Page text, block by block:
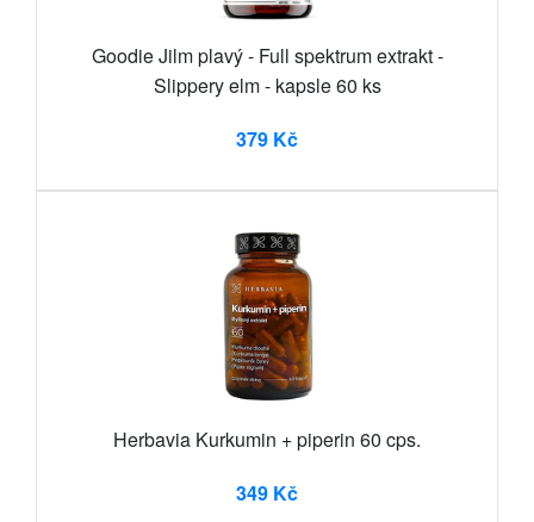
Goodie Jilm plavý - Full spektrum extrakt -
Slippery elm - kapsle 60 ks
379 Kč
Herbavia Kurkumin + piperin 60 cps.
349 Kč